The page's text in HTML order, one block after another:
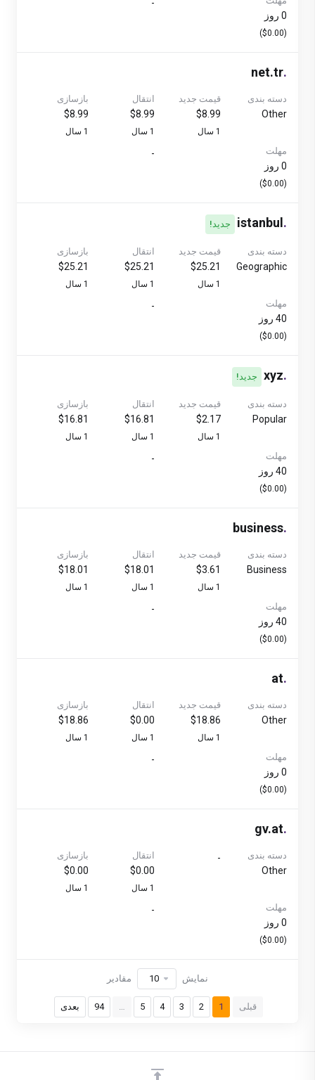
0 روز
($0.00)
-
.
net.tr
دسته بندی
Other
قیمت جدید
$8.99
1 سال
انتقال
$8.99
1 سال
بازسازی
$8.99
1 سال
مهلت
0 روز
($0.00)
-
.
istanbul جدید!
دسته بندی
Geographic
قیمت جدید
$25.21
1 سال
انتقال
$25.21
1 سال
بازسازی
$25.21
1 سال
مهلت
40 روز
($0.00)
-
.
xyz جدید!
دسته بندی
Popular
قیمت جدید
$2.17
1 سال
انتقال
$16.81
1 سال
بازسازی
$16.81
1 سال
مهلت
40 روز
($0.00)
-
.
business
دسته بندی
Business
قیمت جدید
$3.61
1 سال
انتقال
$18.01
1 سال
بازسازی
$18.01
1 سال
مهلت
40 روز
($0.00)
-
.
at
دسته بندی
Other
قیمت جدید
$18.86
1 سال
انتقال
$0.00
1 سال
بازسازی
$18.86
1 سال
مهلت
0 روز
($0.00)
-
.
gv.at
دسته بندی
Other
- انتقال
$0.00
1 سال
بازسازی
$0.00
1 سال
مهلت
0 روز
($0.00)
-
قبلی 1
2
3
4
5
…
94 بعدی
نمایش مقادیر